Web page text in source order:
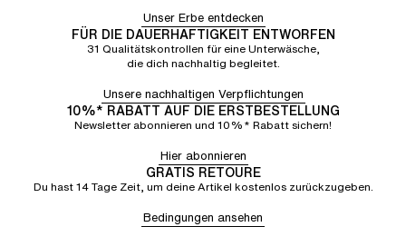
Unser Erbe entdecken
FÜR DIE DAUERHAFTIGKEIT ENTWORFEN
31 Qualitätskontrollen für eine Unterwäsche,
die dich nachhaltig begleitet.
Unsere nachhaltigen Verpflichtungen
10%* RABATT AUF DIE ERSTBESTELLUNG
Newsletter abonnieren und 10%* Rabatt sichern!
Hier abonnieren
GRATIS RETOURE
Du hast 14 Tage Zeit, um deine Artikel kostenlos zurückzugeben.
Bedingungen ansehen